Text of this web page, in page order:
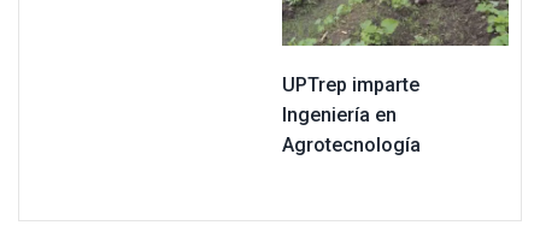
UPTrep imparte
Ingeniería en
Agrotecnología